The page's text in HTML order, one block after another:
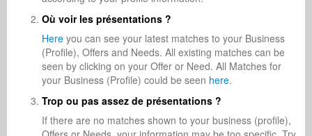
Où voir les présentations ?
Here you can see your latest matches to your Business
(Profile), Offers and Needs. All existing matches can be
seen by clicking on your Offer or Need. All Matches for
your Business (Profile) could be seen here.
Trop ou pas assez de présentations ?
If there are no matches shown to your business (profile),